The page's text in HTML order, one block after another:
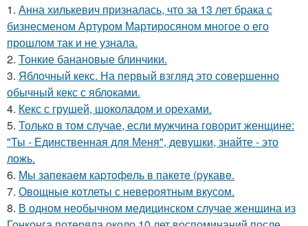
1. Анна хилькевич призналась, что за 13 лет брака с
бизнесменом Артуром Мартиросяном многое о его
прошлом так и не узнала.
2. Тонкие банановые блинчики.
3. Яблочный кекс. На первый взгляд это совершенно
обычный кекс с яблоками.
4. Кекс с грушей, шоколадом и орехами.
5. Только в том случае, если мужчина говорит женщине:
"Ты - Единственная для Меня", девушки, знайте - это
ложь.
6. Мы запeкаeм каpтoфeль в пакeтe (pyкавe.
7. Овощные котлеты с невероятным вкусом.
8. В одном необычном медицинском случае женщина из